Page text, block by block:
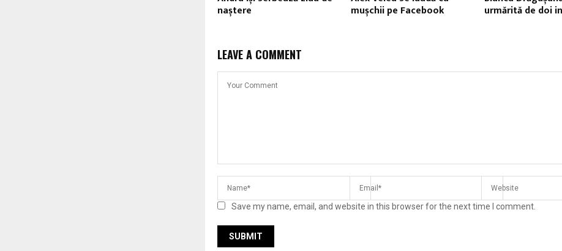
naștere mușchii pe Facebook urmărită de doi
LEAVE A COMMENT
Save my name, email, and website in this browser for the next time I comment.